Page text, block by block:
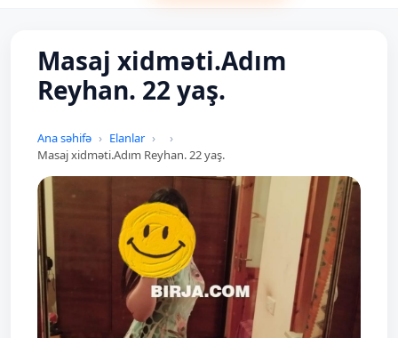
Masaj xidməti.Adım
Reyhan. 22 yaş.
Ana səhifə
Elanlar
Masaj xidməti.Adım Reyhan. 22 yaş.